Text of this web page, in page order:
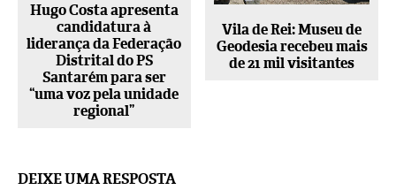
Hugo Costa apresenta
candidatura à
liderança da Federação
Distrital do PS
Santarém para ser
“uma voz pela unidade
regional”
Vila de Rei: Museu de
Geodesia recebeu mais
de 21 mil visitantes
DEIXE UMA RESPOSTA